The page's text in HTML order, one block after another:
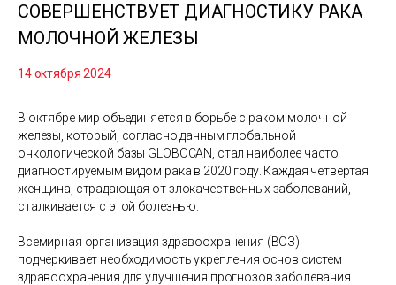
СОВЕРШЕНСТВУЕТ ДИАГНОСТИКУ РАКА
МОЛОЧНОЙ ЖЕЛЕЗЫ
14 октября 2024
В октябре мир объединяется в борьбе с раком молочной
железы, который, согласно данным глобальной
онкологической базы GLOBOCAN, стал наиболее часто
диагностируемым видом рака в 2020 году. Каждая четвертая
женщина, страдающая от злокачественных заболеваний,
сталкивается с этой болезнью.
Всемирная организация здравоохранения (ВОЗ)
подчеркивает необходимость укрепления основ систем
здравоохранения для улучшения прогнозов заболевания.